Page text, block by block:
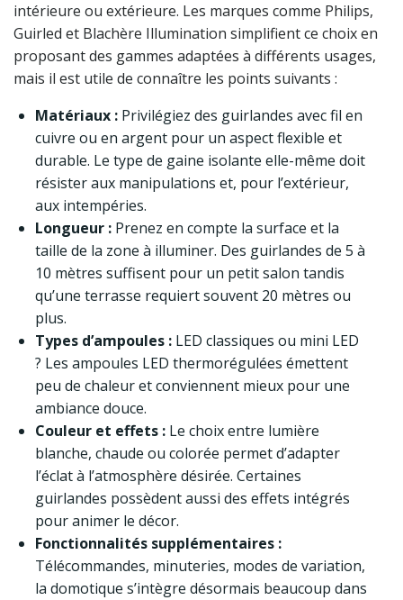
intérieure ou extérieure. Les marques comme Philips,
Guirled et Blachère Illumination simplifient ce choix en
proposant des gammes adaptées à différents usages,
mais il est utile de connaître les points suivants :
Matériaux : Privilégiez des guirlandes avec fil en
cuivre ou en argent pour un aspect flexible et
durable. Le type de gaine isolante elle-même doit
résister aux manipulations et, pour l’extérieur,
aux intempéries.
Longueur : Prenez en compte la surface et la
taille de la zone à illuminer. Des guirlandes de 5 à
10 mètres suffisent pour un petit salon tandis
qu’une terrasse requiert souvent 20 mètres ou
plus.
Types d’ampoules : LED classiques ou mini LED
? Les ampoules LED thermorégulées émettent
peu de chaleur et conviennent mieux pour une
ambiance douce.
Couleur et effets : Le choix entre lumière
blanche, chaude ou colorée permet d’adapter
l’éclat à l’atmosphère désirée. Certaines
guirlandes possèdent aussi des effets intégrés
pour animer le décor.
Fonctionnalités supplémentaires :
Télécommandes, minuteries, modes de variation,
la domotique s’intègre désormais beaucoup dans